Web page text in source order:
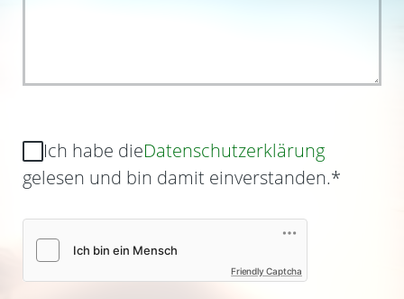
Ich habe dieDatenschutzerklärung
gelesen und bin damit einverstanden.*
Friendly Captcha